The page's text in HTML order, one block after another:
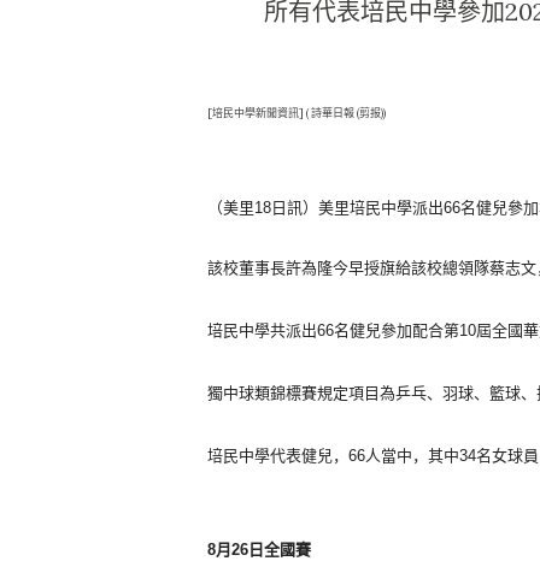
所有代表培民中學參加
[培民中學新聞資訊] ( 詩華日報 (剪报))
（美里18日訊） 美里培民中學派出66名健兒參
該校董事長許為隆今早授旗給該校總領隊蔡志文
培民中學共派出66名健兒參加配合第10屆全國
獨中球類錦標賽規定項目為乒乓、羽球、籃球、
培民中學代表健兒，66人當中，其中34名女球
8月26日全國賽